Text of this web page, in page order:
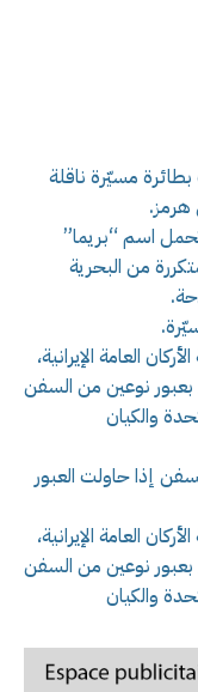
مسيّرة ناقلة
هرمز.
اسم “بريما”
من البحرية
العامة الإيرانية،
نوعين من السفن
والكيان
إذا حاولت العبور
العامة الإيرانية،
نوعين من السفن
والكيان